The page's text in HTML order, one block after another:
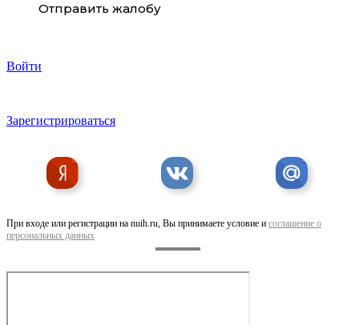
Отправить жалобу
Войти
Зарегистрироваться
При входе или регистрации на nuih.ru, Вы принимаете условие и соглашение о
персональных данных